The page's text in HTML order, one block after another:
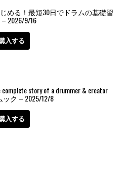
める！最短30日でドラムの基礎習
2026/9/16
入する
story of a drummer & creator
ック – 2025/12/8
入する